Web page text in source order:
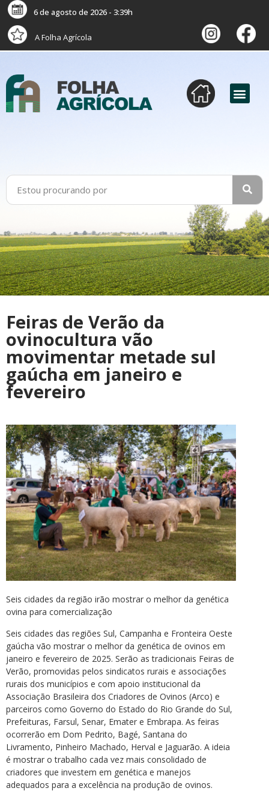
6 de agosto de 2026 - 3:39h
A Folha Agrícola
Feiras de Verão da
ovinocultura vão
movimentar metade sul
gaúcha em janeiro e
fevereiro
Seis cidades da região irão mostrar o melhor da genética
ovina para comercialização
Seis cidades das regiões Sul, Campanha e Fronteira Oeste
gaúcha vão mostrar o melhor da genética de ovinos em
janeiro e fevereiro de 2025. Serão as tradicionais Feiras de
Verão, promovidas pelos sindicatos rurais e associações
rurais dos municípios e com apoio institucional da
Associação Brasileira dos Criadores de Ovinos (Arco) e
parceiros como Governo do Estado do Rio Grande do Sul,
Prefeituras, Farsul, Senar, Emater e Embrapa. As feiras
ocorrerão em Dom Pedrito, Bagé, Santana do
Livramento, Pinheiro Machado, Herval e Jaguarão. A ideia
é mostrar o trabalho cada vez mais consolidado de
criadores que investem em genética e manejos
adequados para a excelência na produção de ovinos.